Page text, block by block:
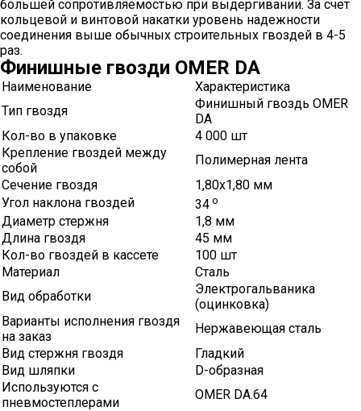
большей сопротивляемостью при выдергивании. За счет
кольцевой и винтовой накатки уровень надежности
соединения выше обычных строительных гвоздей в 4-5
раз.
Финишные гвозди OMER DA
Наименование
Характеристика
Тип гвоздя
Финишный гвоздь OMER
DA
Кол-во в упаковке
4 000 шт
Крепление гвоздей между
собой
Полимерная лента
Сечение гвоздя
1,80х1,80 мм
Угол наклона гвоздей
34 о
Диаметр стержня
1,8 мм
Длина гвоздя
45 мм
Кол-во гвоздей в кассете
100 шт
Материал
Сталь
Вид обработки
Электрогальваника
(оцинковка)
Варианты исполнения гвоздя
на заказ
Нержавеющая сталь
Вид стержня гвоздя
Гладкий
Вид шляпки
D-образная
Используются с
пневмостеплерами
OMER DA.64